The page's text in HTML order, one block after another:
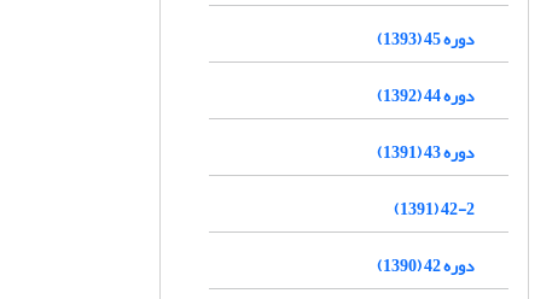
دوره 45 (1393)
دوره 44 (1392)
دوره 43 (1391)
42-2 (1391)
دوره 42 (1390)